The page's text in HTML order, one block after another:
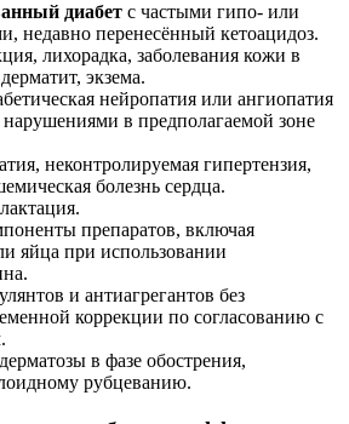
диабет с частыми гипо- или
недавно перенесённый кетоацидоз.
лихорадка, заболевания кожи в
экзема.
нейропатия или ангиопатия
в предполагаемой зоне
неконтролируемая гипертензия,
болезнь сердца.
препаратов, включая
яйца при использовании
и антиагрегантов без
коррекции по согласованию с
в фазе обострения,
рубцеванию.